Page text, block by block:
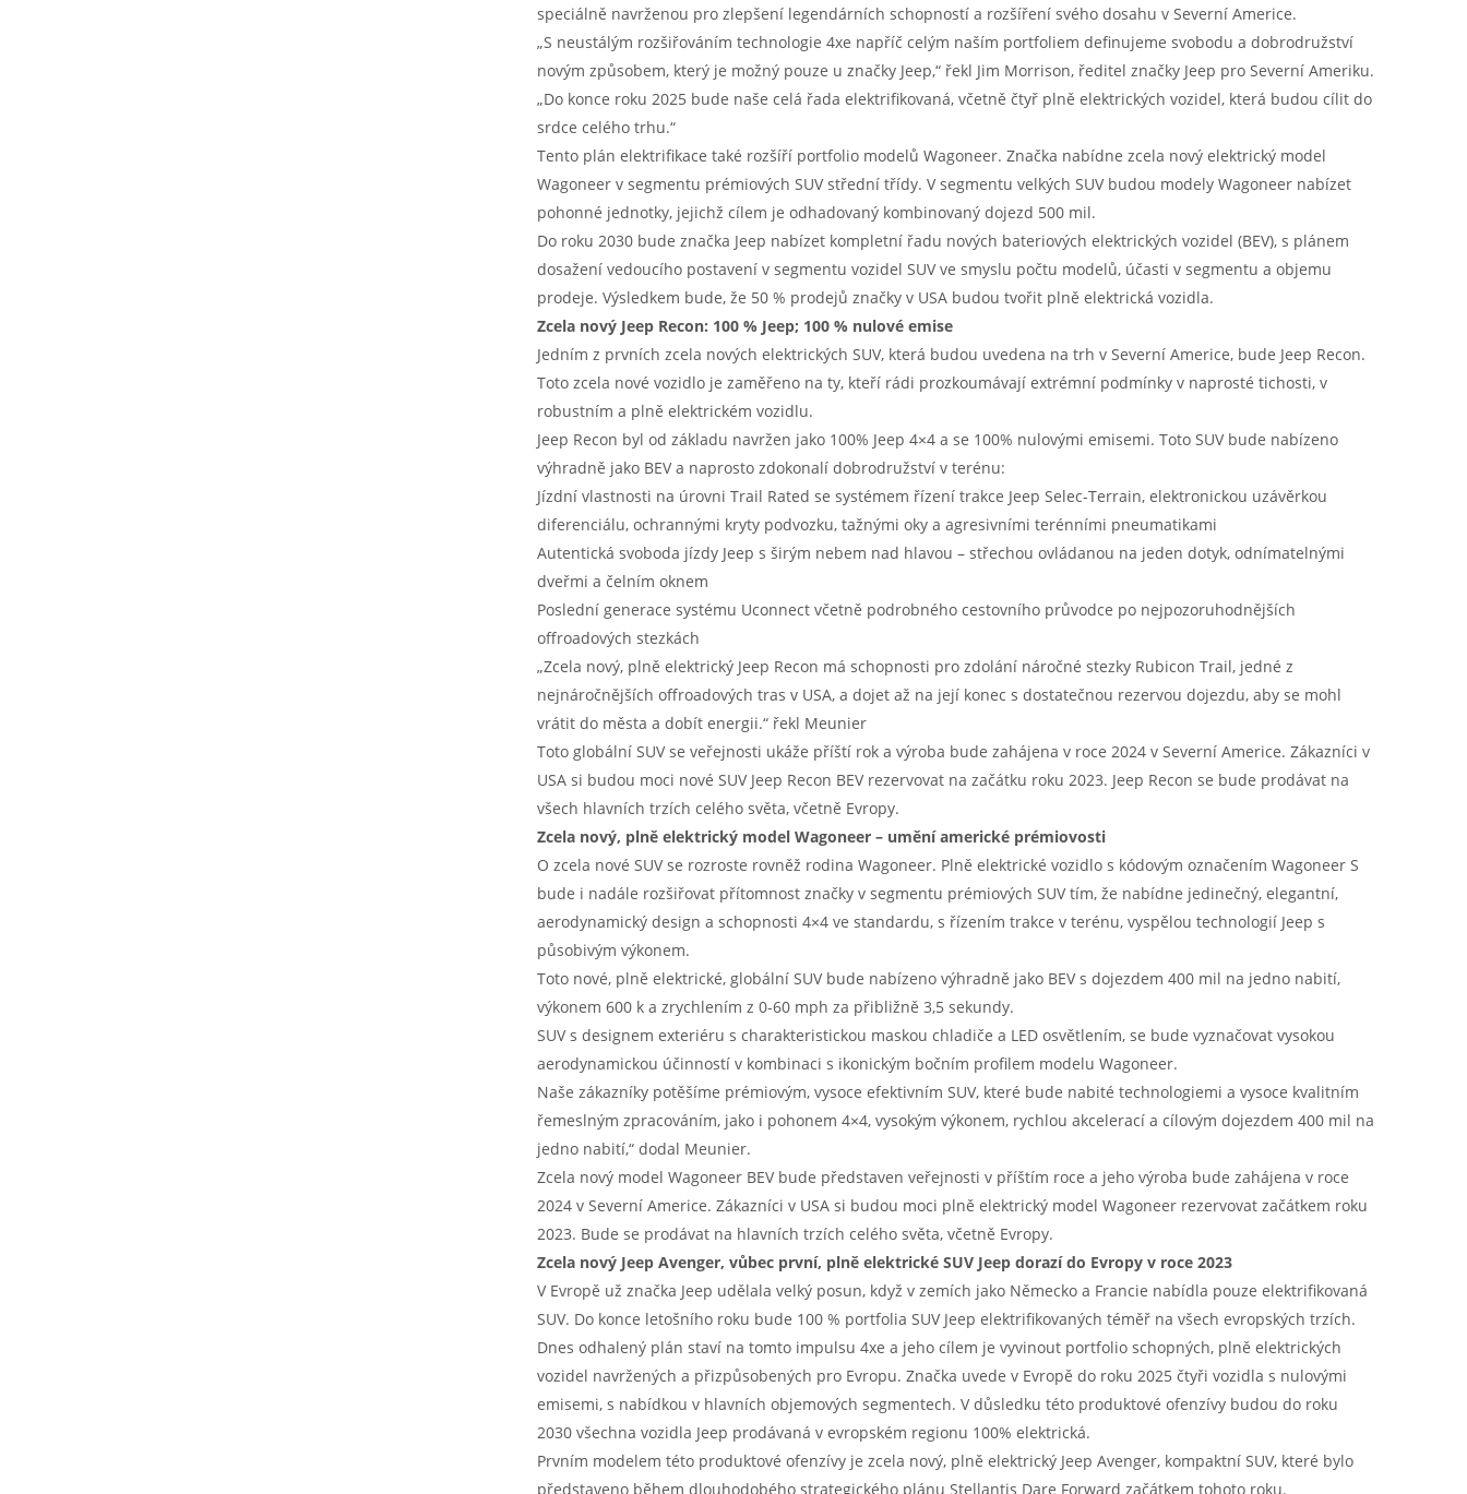
speciálně navrženou pro zlepšení legendárních schopností a rozšíření svého dosahu v Severní Americe.
„S neustálým rozšiřováním technologie 4xe napříč celým naším portfoliem definujeme svobodu a dobrodružství
novým způsobem, který je možný pouze u značky Jeep,“ řekl Jim Morrison, ředitel značky Jeep pro Severní Ameriku.
„Do konce roku 2025 bude naše celá řada elektrifikovaná, včetně čtyř plně elektrických vozidel, která budou cílit do
srdce celého trhu.“
Tento plán elektrifikace také rozšíří portfolio modelů Wagoneer. Značka nabídne zcela nový elektrický model
Wagoneer v segmentu prémiových SUV střední třídy. V segmentu velkých SUV budou modely Wagoneer nabízet
pohonné jednotky, jejichž cílem je odhadovaný kombinovaný dojezd 500 mil.
Do roku 2030 bude značka Jeep nabízet kompletní řadu nových bateriových elektrických vozidel (BEV), s plánem
dosažení vedoucího postavení v segmentu vozidel SUV ve smyslu počtu modelů, účasti v segmentu a objemu
prodeje. Výsledkem bude, že 50 % prodejů značky v USA budou tvořit plně elektrická vozidla.
Zcela nový Jeep Recon: 100 % Jeep; 100 % nulové emise
Jedním z prvních zcela nových elektrických SUV, která budou uvedena na trh v Severní Americe, bude Jeep Recon.
Toto zcela nové vozidlo je zaměřeno na ty, kteří rádi prozkoumávají extrémní podmínky v naprosté tichosti, v
robustním a plně elektrickém vozidlu.
Jeep Recon byl od základu navržen jako 100% Jeep 4×4 a se 100% nulovými emisemi. Toto SUV bude nabízeno
výhradně jako BEV a naprosto zdokonalí dobrodružství v terénu:
Jízdní vlastnosti na úrovni Trail Rated se systémem řízení trakce Jeep Selec-Terrain, elektronickou uzávěrkou
diferenciálu, ochrannými kryty podvozku, tažnými oky a agresivními terénními pneumatikami
Autentická svoboda jízdy Jeep s širým nebem nad hlavou – střechou ovládanou na jeden dotyk, odnímatelnými
dveřmi a čelním oknem
Poslední generace systému Uconnect včetně podrobného cestovního průvodce po nejpozoruhodnějších
offroadových stezkách
„Zcela nový, plně elektrický Jeep Recon má schopnosti pro zdolání náročné stezky Rubicon Trail, jedné z
nejnáročnějších offroadových tras v USA, a dojet až na její konec s dostatečnou rezervou dojezdu, aby se mohl
vrátit do města a dobít energii.“ řekl Meunier
Toto globální SUV se veřejnosti ukáže příští rok a výroba bude zahájena v roce 2024 v Severní Americe. Zákazníci v
USA si budou moci nové SUV Jeep Recon BEV rezervovat na začátku roku 2023. Jeep Recon se bude prodávat na
všech hlavních trzích celého světa, včetně Evropy.
Zcela nový, plně elektrický model Wagoneer – umění americké prémiovosti
O zcela nové SUV se rozroste rovněž rodina Wagoneer. Plně elektrické vozidlo s kódovým označením Wagoneer S
bude i nadále rozšiřovat přítomnost značky v segmentu prémiových SUV tím, že nabídne jedinečný, elegantní,
aerodynamický design a schopnosti 4×4 ve standardu, s řízením trakce v terénu, vyspělou technologií Jeep s
působivým výkonem.
Toto nové, plně elektrické, globální SUV bude nabízeno výhradně jako BEV s dojezdem 400 mil na jedno nabití,
výkonem 600 k a zrychlením z 0-60 mph za přibližně 3,5 sekundy.
SUV s designem exteriéru s charakteristickou maskou chladiče a LED osvětlením, se bude vyznačovat vysokou
aerodynamickou účinností v kombinaci s ikonickým bočním profilem modelu Wagoneer.
Naše zákazníky potěšíme prémiovým, vysoce efektivním SUV, které bude nabité technologiemi a vysoce kvalitním
řemeslným zpracováním, jako i pohonem 4×4, vysokým výkonem, rychlou akcelerací a cílovým dojezdem 400 mil na
jedno nabití,“ dodal Meunier.
Zcela nový model Wagoneer BEV bude představen veřejnosti v příštím roce a jeho výroba bude zahájena v roce
2024 v Severní Americe. Zákazníci v USA si budou moci plně elektrický model Wagoneer rezervovat začátkem roku
2023. Bude se prodávat na hlavních trzích celého světa, včetně Evropy.
Zcela nový Jeep Avenger, vůbec první, plně elektrické SUV Jeep dorazí do Evropy v roce 2023
V Evropě už značka Jeep udělala velký posun, když v zemích jako Německo a Francie nabídla pouze elektrifikovaná
SUV. Do konce letošního roku bude 100 % portfolia SUV Jeep elektrifikovaných téměř na všech evropských trzích.
Dnes odhalený plán staví na tomto impulsu 4xe a jeho cílem je vyvinout portfolio schopných, plně elektrických
vozidel navržených a přizpůsobených pro Evropu. Značka uvede v Evropě do roku 2025 čtyři vozidla s nulovými
emisemi, s nabídkou v hlavních objemových segmentech. V důsledku této produktové ofenzívy budou do roku
2030 všechna vozidla Jeep prodávaná v evropském regionu 100% elektrická.
Prvním modelem této produktové ofenzívy je zcela nový, plně elektrický Jeep Avenger, kompaktní SUV, které bylo
představeno během dlouhodobého strategického plánu Stellantis Dare Forward začátkem tohoto roku.